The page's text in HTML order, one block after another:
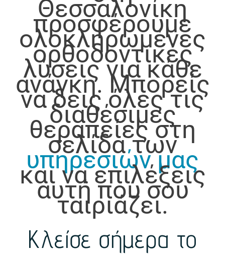
Θεσσαλονίκη
προσφέρουμε
ολοκληρωμένες
ορθοδοντικές
λύσεις για κάθε
ανάγκη. Μπορείς
να δεις όλες τις
διαθέσιμες
θεραπείες στη
σελίδα των
υπηρεσιών μας
και να επιλέξεις
αυτή που σου
ταιριάζει.
Κλείσε σήμερα το